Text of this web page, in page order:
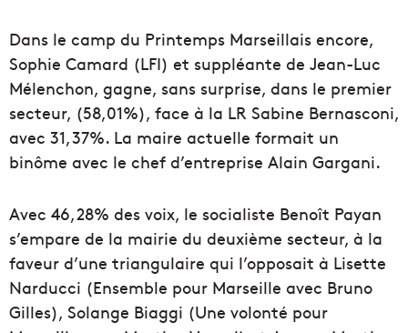
Dans le camp du Printemps Marseillais encore,
Sophie Camard (LFI) et suppléante de Jean-Luc
Mélenchon, gagne, sans surprise, dans le premier
secteur, (58,01%), face à la LR Sabine Bernasconi,
avec 31,37%. La maire actuelle formait un
binôme avec le chef d’entreprise Alain Gargani.
Avec 46,28% des voix, le socialiste Benoît Payan
s’empare de la mairie du deuxième secteur, à la
faveur d’une triangulaire qui l’opposait à Lisette
Narducci (Ensemble pour Marseille avec Bruno
Gilles), Solange Biaggi (Une volonté pour